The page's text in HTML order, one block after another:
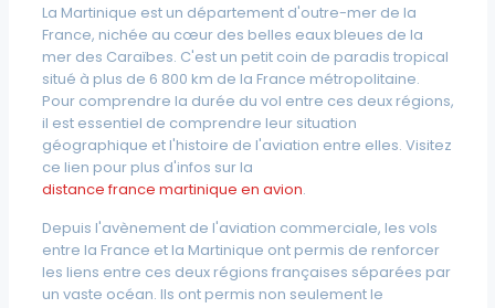
La Martinique est un département d'outre-mer de la
France, nichée au cœur des belles eaux bleues de la
mer des Caraïbes. C'est un petit coin de paradis tropical
situé à plus de 6 800 km de la France métropolitaine.
Pour comprendre la durée du vol entre ces deux régions,
il est essentiel de comprendre leur situation
géographique et l'histoire de l'aviation entre elles. Visitez
ce lien pour plus d'infos sur la
distance france martinique en avion.
Depuis l'avènement de l'aviation commerciale, les vols
entre la France et la Martinique ont permis de renforcer
les liens entre ces deux régions françaises séparées par
un vaste océan. Ils ont permis non seulement le